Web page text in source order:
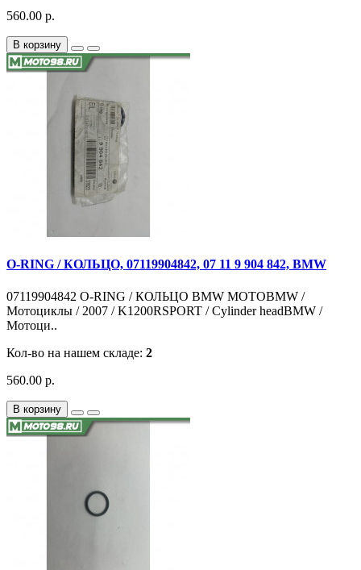
560.00 р.
В корзину
O-RING / КОЛЬЦО, 07119904842, 07 11 9 904 842, BMW
07119904842 O-RING / КОЛЬЦО BMW MOTOBMW /
Мотоциклы / 2007 / K1200RSPORT / Cylinder headBMW /
Мотоци..
Кол-во на нашем складе: 2
560.00 р.
В корзину